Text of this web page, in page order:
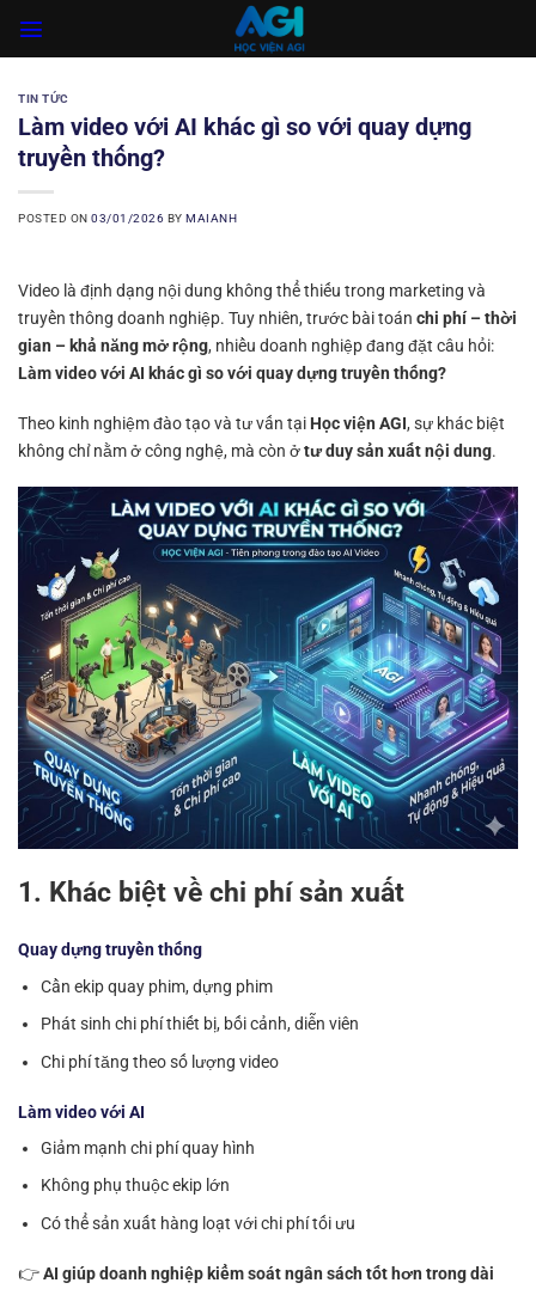
TIN TỨC
Làm video với AI khác gì so với quay dựng
truyền thống?
POSTED ON03/01/2026 BYMAIANH
Video là định dạng nội dung không thể thiếu trong marketing và
truyền thông doanh nghiệp. Tuy nhiên, trước bài toán chi phí – thời
gian – khả năng mở rộng, nhiều doanh nghiệp đang đặt câu hỏi:
Làm video với AI khác gì so với quay dựng truyền thống?
Theo kinh nghiệm đào tạo và tư vấn tại Học viện AGI, sự khác biệt
không chỉ nằm ở công nghệ, mà còn ởtư duy sản xuất nội dung.
1. Khác biệt về chi phí sản xuất
Quay dựng truyền thống
Cần ekip quay phim, dựng phim
Phát sinh chi phí thiết bị, bối cảnh, diễn viên
Chi phí tăng theo số lượng video
Làm video với AI
Giảm mạnh chi phí quay hình
Không phụ thuộc ekip lớn
Có thể sản xuất hàng loạt với chi phí tối ưu
👉AI giúp doanh nghiệp kiểm soát ngân sách tốt hơn trong dài